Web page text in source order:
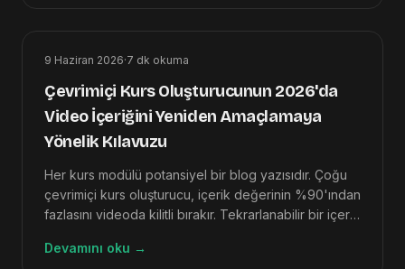
9 Haziran 2026·7 dk okuma
Çevrimiçi Kurs Oluşturucunun 2026'da
Video İçeriğini Yeniden Amaçlamaya
Yönelik Kılavuzu
Her kurs modülü potansiyel bir blog yazısıdır. Çoğu
çevrimiçi kurs oluşturucu, içerik değerinin %90'ından
fazlasını videoda kilitli bırakır. Tekrarlanabilir bir içerik
aşağıda açıklanmıştır.
Devamını oku →